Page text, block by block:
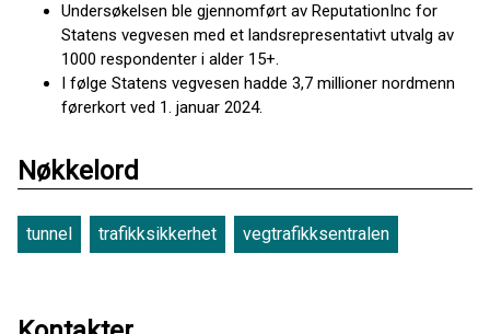
Undersøkelsen ble gjennomført av ReputationInc for
Statens vegvesen med et landsrepresentativt utvalg av
1000 respondenter i alder 15+.
I følge Statens vegvesen hadde 3,7 millioner nordmenn
førerkort ved 1. januar 2024.
Nøkkelord
tunnel trafikksikkerhet vegtrafikksentralen